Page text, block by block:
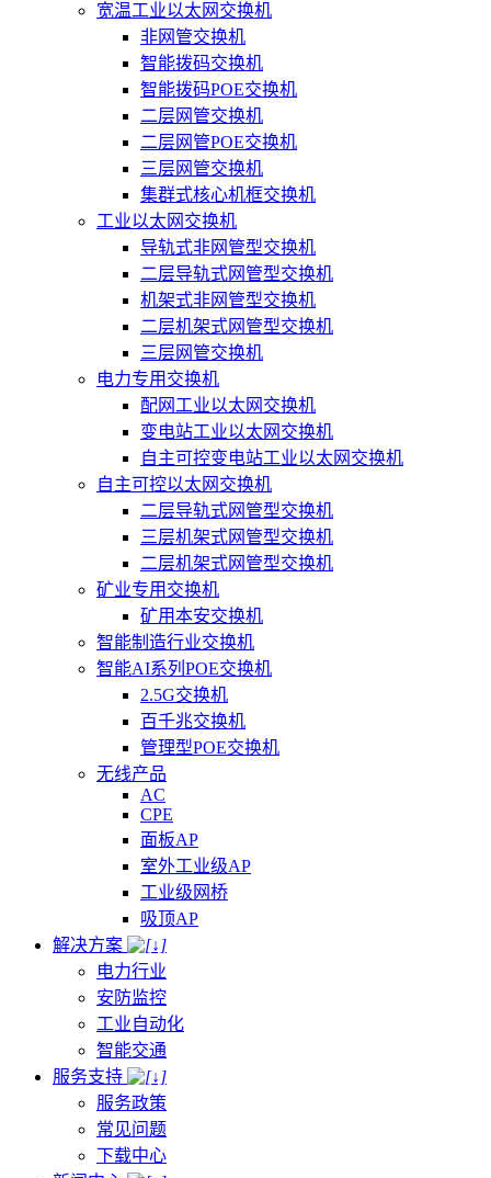
宽温工业以太网交换机
非网管交换机
智能拨码交换机
智能拨码POE交换机
二层网管交换机
二层网管POE交换机
三层网管交换机
集群式核心机框交换机
工业以太网交换机
导轨式非网管型交换机
二层导轨式网管型交换机
机架式非网管型交换机
二层机架式网管型交换机
三层网管交换机
电力专用交换机
配网工业以太网交换机
变电站工业以太网交换机
自主可控变电站工业以太网交换机
自主可控以太网交换机
二层导轨式网管型交换机
三层机架式网管型交换机
二层机架式网管型交换机
矿业专用交换机
矿用本安交换机
智能制造行业交换机
智能AI系列POE交换机
2.5G交换机
百千兆交换机
管理型POE交换机
无线产品
AC
CPE
面板AP
室外工业级AP
工业级网桥
吸顶AP
解决方案
电力行业
安防监控
工业自动化
智能交通
服务支持
服务政策
常见问题
下载中心